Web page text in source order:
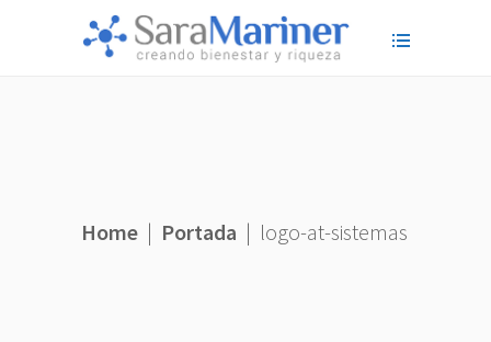
Home | Portada | logo-at-sistemas